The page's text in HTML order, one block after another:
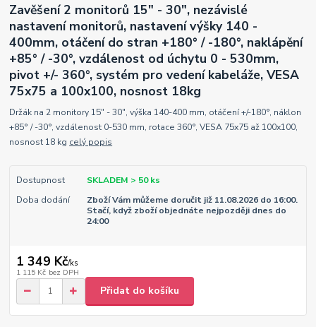
Zavěšení 2 monitorů 15" - 30", nezávislé
nastavení monitorů, nastavení výšky 140 -
400mm, otáčení do stran +180° / -180°, naklápění
+85° / -30°, vzdálenost od úchytu 0 - 530mm,
pivot +/- 360°, systém pro vedení kabeláže, VESA
75x75 a 100x100, nosnost 18kg
Držák na 2 monitory 15" - 30", výška 140-400 mm, otáčení +/-180°, náklon
+85° / -30°, vzdálenost 0-530 mm, rotace 360°, VESA 75x75 až 100x100,
nosnost 18 kg celý popis
Dostupnost
SKLADEM > 50 ks
Doba dodání
Zboží Vám můžeme doručit již 11.08.2026 do 16:00.
Stačí, když zboží objednáte nejpozději dnes do
24:00
1 349 Kč/ks
1 115 Kč bez DPH
Přidat do košíku